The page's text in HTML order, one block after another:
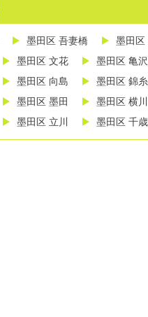
墨田区 吾妻橋 墨田区
墨田区 文花 墨田区 亀沢
墨田区 向島 墨田区 錦糸
墨田区 墨田 墨田区 横川
墨田区 立川 墨田区 千歳